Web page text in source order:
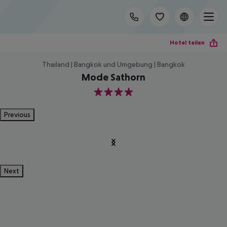
Hotel teilen
Thailand | Bangkok und Umgebung | Bangkok
Mode Sathorn
4
Previous
Next